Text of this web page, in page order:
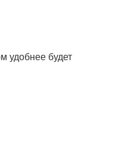
удобнее будет